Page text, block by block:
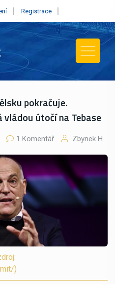
Registrace
pokračuje.
útočí na Tebase
1 Komentář Zbynek H.
)